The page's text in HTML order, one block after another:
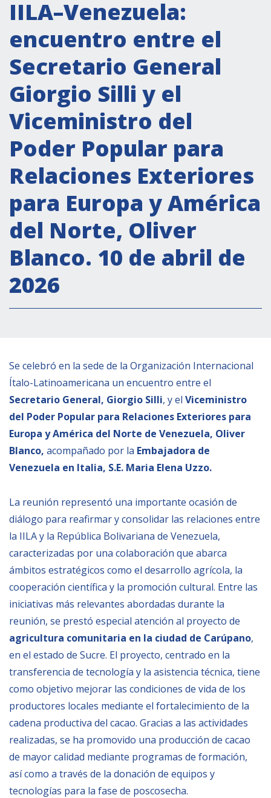
Secretaría Cultural
Secretaría Socioeconómica
Secretaría Técnico-científica
Forum Pymes
Conferencia Italia- América Latina y el Caribe
Red para la promoción de la igualdad de
género
Becas
Partnership
COOPERACIÓN
Patrimonio cultural
Empoderamiento socio-económico
EUROFRONT
COPOLAD III
AL-INVEST Verde
MEDIOS
Vídeos
Audios
BIBLIOTECA
Biblioteca
Publicaciones
Convocatorias
Becas
Alta Formación
Para las empresas
Registro de proveedores
IILA–Venezuela:
encuentro entre el
Secretario General
Giorgio Silli y el
Viceministro del
Poder Popular para
Relaciones Exteriores
para Europa y América
del Norte, Oliver
Blanco. 10 de abril de
2026
Se celebró en la sede de la Organización Internacional
Ítalo-Latinoamericana un encuentro entre el
Secretario General, Giorgio Silli, y el Viceministro
del Poder Popular para Relaciones Exteriores para
Europa y América del Norte de Venezuela, Oliver
Blanco, acompañado por la Embajadora de
Venezuela en Italia, S.E. Maria Elena Uzzo.
La reunión representó una importante ocasión de
diálogo para reafirmar y consolidar las relaciones entre
la IILA y la República Bolivariana de Venezuela,
caracterizadas por una colaboración que abarca
mbitos estratégicos como el desarrollo agrícola, la
cooperación científica y la promoción cultural. Entre las
iniciativas más relevantes abordadas durante la
reunión, se prestó especial atención al proyecto de
agricultura comunitaria en la ciudad de Carúpano,
en el estado de Sucre. El proyecto, centrado en la
transferencia de tecnología y la asistencia técnica, tiene
como objetivo mejorar las condiciones de vida de los
productores locales mediante el fortalecimiento de la
cadena productiva del cacao. Gracias a las actividades
realizadas, se ha promovido una producción de cacao
de mayor calidad mediante programas de formación,
así como a través de la donación de equipos y
tecnologías para la fase de poscosecha.